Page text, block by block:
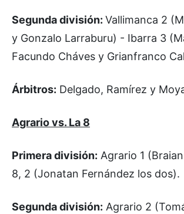
Segunda división: Vallimanca 2
y Gonzalo Larraburu) - Ibarra 3
Facundo Cháves y Grianfranco
Árbitros: Delgado, Ramírez y
Agrario vs. La 8
Primera división: Agrario 1
8, 2 (Jonatan Fernández los dos).
Segunda división: Agrario 2